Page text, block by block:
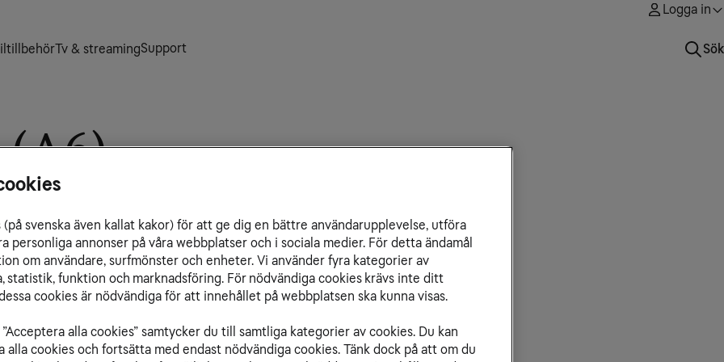
Logga in
Tv & streamingSupport Sök
(A6)
eller ändra abonnemang till att
Du kan få rådgivning om vilken
eller support kring
svenska även kallat kakor) för att ge dig en bättre användarupplevelse, utföra
personliga annonser på våra webbplatser och i sociala medier. För detta ändamål
om användare, surfmönster och enheter. Vi använder fyra kategorier av
statistik, funktion och marknadsföring. För nödvändiga cookies krävs inte ditt
cookies är nödvändiga för att innehållet på webbplatsen ska kunna visas.
alla cookies” samtycker du till samtliga kategorier av cookies. Du kan
alla cookies och fortsätta med endast nödvändiga cookies. Tänk dock på att om du